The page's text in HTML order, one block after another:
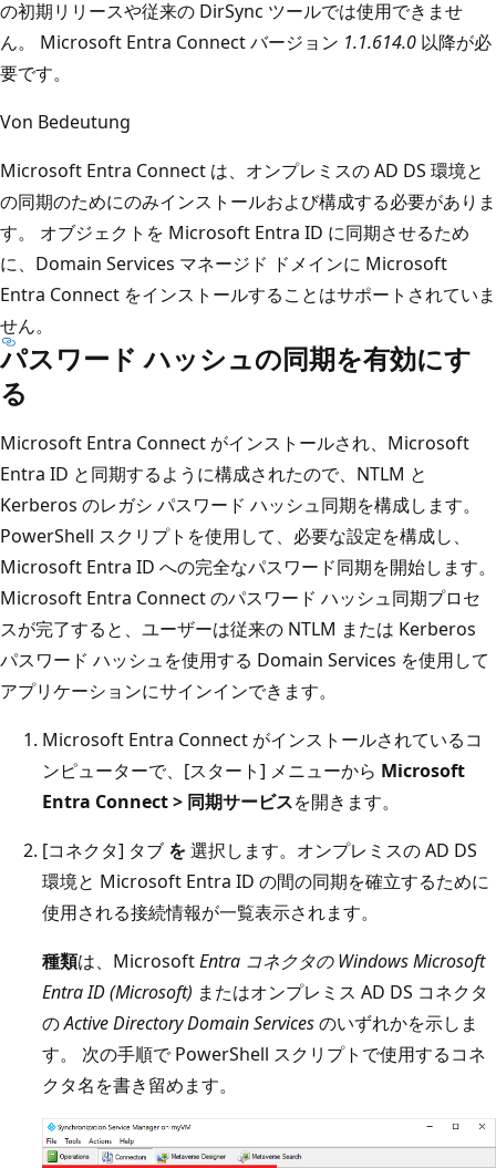
の初期リリースや従来の DirSync ツールでは使用できませ
ん。 Microsoft Entra Connect バージョン 1.1.614.0 以降が必
要です。
Von Bedeutung
Microsoft Entra Connect は、オンプレミスの AD DS 環境と
の同期のためにのみインストールおよび構成する必要がありま
す。 オブジェクトを Microsoft Entra ID に同期させるため
に、Domain Services マネージド ドメインに Microsoft
Entra Connect をインストールすることはサポートされていま
せん。
パスワード ハッシュの同期を有効にす
る
Microsoft Entra Connect がインストールされ、Microsoft
Entra ID と同期するように構成されたので、NTLM と
Kerberos のレガシ パスワード ハッシュ同期を構成します。
PowerShell スクリプトを使用して、必要な設定を構成し、
Microsoft Entra ID への完全なパスワード同期を開始します。
Microsoft Entra Connect のパスワード ハッシュ同期プロセ
スが完了すると、ユーザーは従来の NTLM または Kerberos
パスワード ハッシュを使用する Domain Services を使用して
アプリケーションにサインインできます。
Microsoft Entra Connect がインストールされているコ
ンピューターで、[スタート] メニューから Microsoft
Entra Connect > 同期サービスを開きます。
[コネクタ] タブ を選択します。オンプレミスの AD DS
環境と Microsoft Entra ID の間の同期を確立するために
使用される接続情報が一覧表示されます。
種類は、MicrosoftEntra コネクタの Windows Microsoft
Entra ID (Microsoft) またはオンプレミス AD DS コネクタ
のActive Directory Domain Servicesのいずれかを示しま
す。 次の手順で PowerShell スクリプトで使用するコネ
クタ名を書き留めます。